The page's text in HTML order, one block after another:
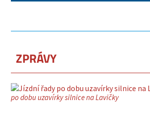
ZPRÁVY
po dobu uzavírky silnice na Lavičky